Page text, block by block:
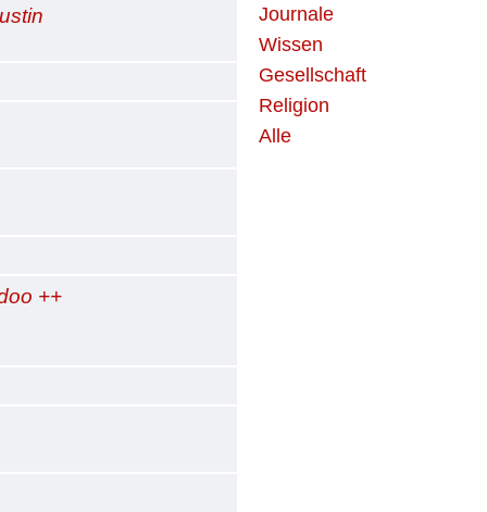
Journale
Wissen
Gesellschaft
Religion
Alle
++